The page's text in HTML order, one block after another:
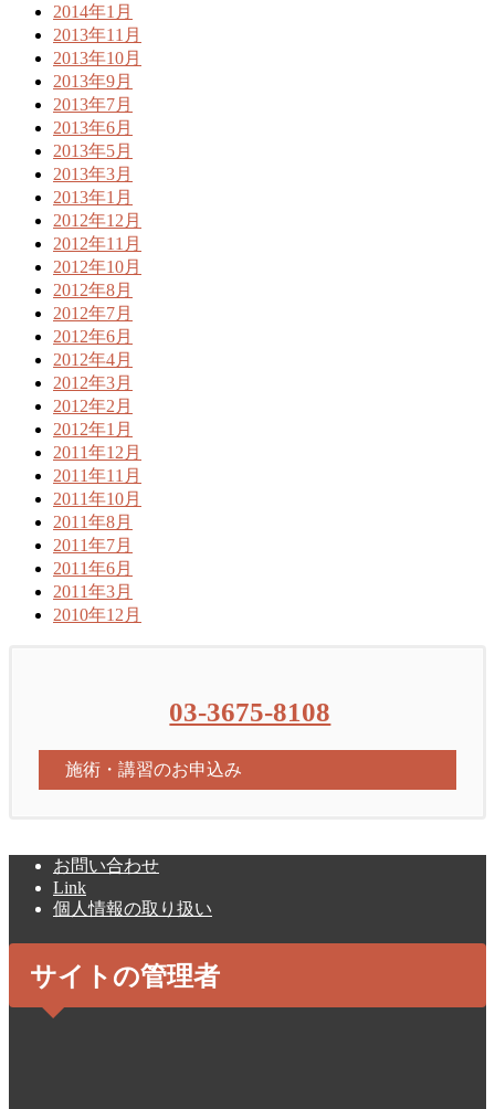
2014年1月
2013年11月
2013年10月
2013年9月
2013年7月
2013年6月
2013年5月
2013年3月
2013年1月
2012年12月
2012年11月
2012年10月
2012年8月
2012年7月
2012年6月
2012年4月
2012年3月
2012年2月
2012年1月
2011年12月
2011年11月
2011年10月
2011年8月
2011年7月
2011年6月
2011年3月
2010年12月
03-3675-8108
施術・講習のお申込み
お問い合わせ
Link
個人情報の取り扱い
サイトの管理者